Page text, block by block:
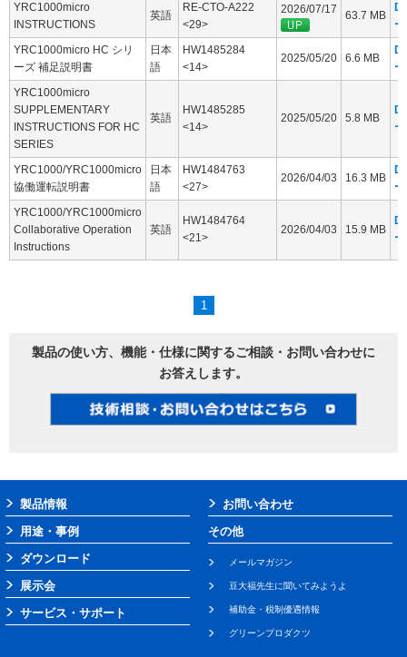
YRC1000micro
INSTRUCTIONS
英語
RE-CTO-A222
<29>
2026/07/17 63.7 MB
YRC1000micro HC シリ
ーズ 補足説明書
日本
語
HW1485284
<14>
2025/05/20 6.6 MB
YRC1000micro
SUPPLEMENTARY
INSTRUCTIONS FOR HC
SERIES
英語
HW1485285
<14>
2025/05/20 5.8 MB
YRC1000/YRC1000micro
協働運転説明書
日本
語
HW1484763
<27>
2026/04/03 16.3 MB
YRC1000/YRC1000micro
Collaborative Operation
Instructions
英語
HW1484764
<21>
2026/04/03 15.9 MB
1
製品の使い方、機能・仕様に関するご相談・お問い合わせに
お答えします。
製品情報
用途・事例
ダウンロード
展示会
サービス・サポート
お問い合わせ
その他
メールマガジン
豆大福先生に聞いてみようよ
補助金・税制優遇情報
グリーンプロダクツ